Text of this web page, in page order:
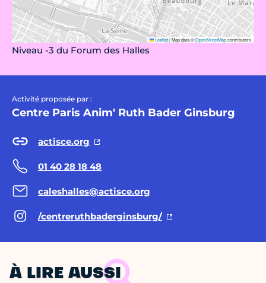
Leaflet|Map data ©OpenStreetMapcontributors
Niveau -3 du Forum des Halles
Activité proposée par :
Centre Paris Anim' Ruth Bader Ginsburg
actisce.org
01 40 28 18 48
caleshalles@actisce.org
/centreruthbaderginsburg/
À LIRE AUSSI